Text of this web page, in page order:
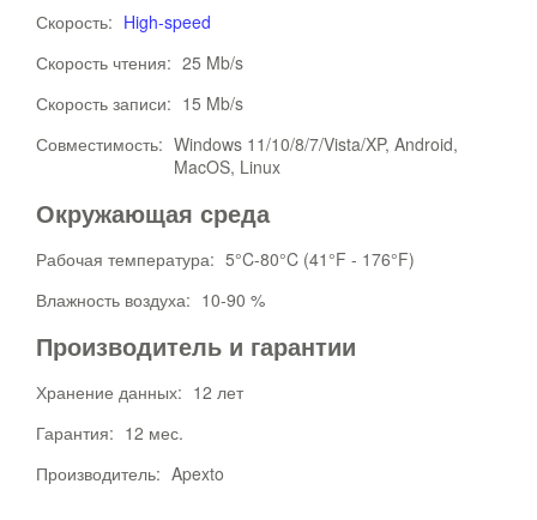
Скорость: High-speed
Скорость чтения: 25 Mb/s
Скорость записи: 15 Mb/s
Совместимость: Windows 11/10/8/7/Vista/XP, Android,
MacOS, Linux
Окружающая среда
Рабочая температура: 5°C-80°C (41°F - 176°F)
Влажность воздуха: 10-90 %
Производитель и гарантии
Хранение данных: 12 лет
Гарантия: 12 мес.
Производитель: Apexto